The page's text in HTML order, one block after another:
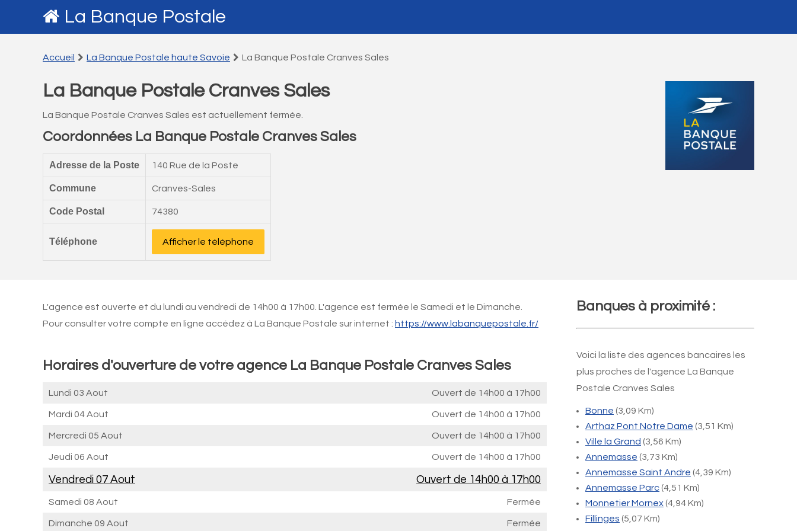
La Banque Postale
Accueil La Banque Postale haute Savoie La Banque Postale Cranves Sales
La Banque Postale Cranves Sales
La Banque Postale Cranves Sales est actuellement fermée.
Coordonnées La Banque Postale Cranves Sales
Adresse de la Poste 140 Rue de la Poste
Commune Cranves-Sales
Code Postal 74380
Téléphone Afficher le téléphone
L'agence est ouverte et du lundi au vendredi de 14h00 à 17h00. L'agence est fermée le Samedi et le Dimanche.
Pour consulter votre compte en ligne accédez à La Banque Postale sur internet : https://www.labanquepostale.fr/
Horaires d'ouverture de votre agence La Banque Postale Cranves Sales
Lundi 03 Aout Ouvert de 14h00 à 17h00
Mardi 04 Aout Ouvert de 14h00 à 17h00
Mercredi 05 Aout Ouvert de 14h00 à 17h00
Jeudi 06 Aout Ouvert de 14h00 à 17h00
Vendredi 07 Aout Ouvert de 14h00 à 17h00
Samedi 08 Aout Fermée
Dimanche 09 Aout Fermée
Banques à proximité :
Voici la liste des agences bancaires les
plus proches de l'agence La Banque
Postale Cranves Sales
Bonne (3,09 Km)
Arthaz Pont Notre Dame (3,51 Km)
Ville la Grand (3,56 Km)
Annemasse (3,73 Km)
Annemasse Saint Andre (4,39 Km)
Annemasse Parc(4,51 Km)
Monnetier Mornex(4,94 Km)
Fillinges (5,07 Km)